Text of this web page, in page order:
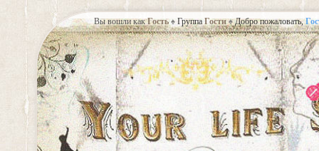
Вы вошли как Гость ♠ Группа Гости ♠ Добро пожаловать,